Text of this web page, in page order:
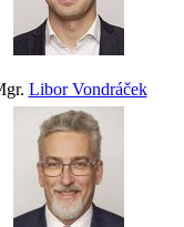
Libor Vondráček